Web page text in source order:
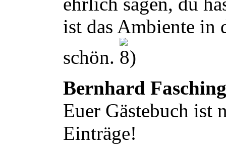
ist das Ambiente in
schön.
Bernhard Fasching
Euer Gästebuch ist
Einträge!